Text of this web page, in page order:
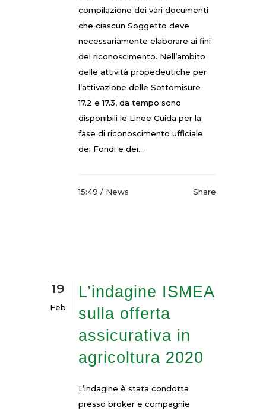
compilazione dei vari documenti
che ciascun Soggetto deve
necessariamente elaborare ai fini
del riconoscimento. Nell’ambito
delle attività propedeutiche per
l’attivazione delle Sottomisure
17.2 e 17.3, da tempo sono
disponibili le Linee Guida per la
fase di riconoscimento ufficiale
dei Fondi e dei...
15:49 / News Share
19
Feb
L’indagine ISMEA
sulla offerta
assicurativa in
agricoltura 2020
L’indagine è stata condotta
presso broker e compagnie